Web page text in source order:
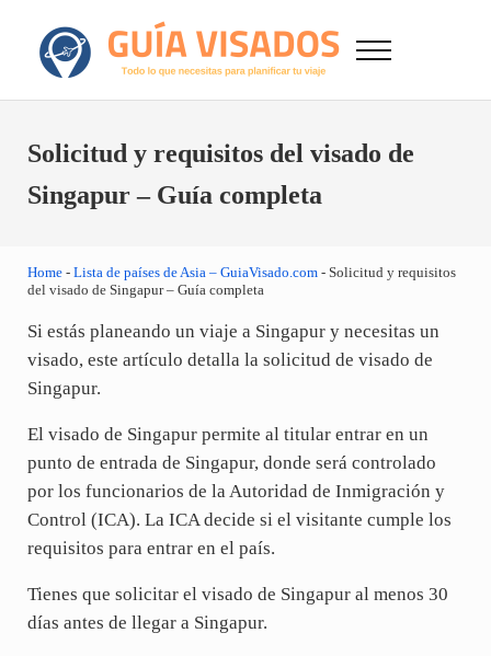
GuiaVisado.com - Guía de visados de viaje en
Otro sitio realizado con WordPress
Menu
Solicitud y requisitos del visado de
Singapur – Guía completa
Home- Lista de países de Asia – GuiaVisado.com- Solicitud y requisitos
del visado de Singapur – Guía completa
Si estás planeando un viaje a Singapur y necesitas un
visado, este artículo detalla la solicitud de visado de
Singapur.
El visado de Singapur permite al titular entrar en un
punto de entrada de Singapur, donde será controlado
por los funcionarios de la Autoridad de Inmigración y
Control (ICA). La ICA decide si el visitante cumple los
requisitos para entrar en el país.
Tienes que solicitar el visado de Singapur al menos 30
días antes de llegar a Singapur.